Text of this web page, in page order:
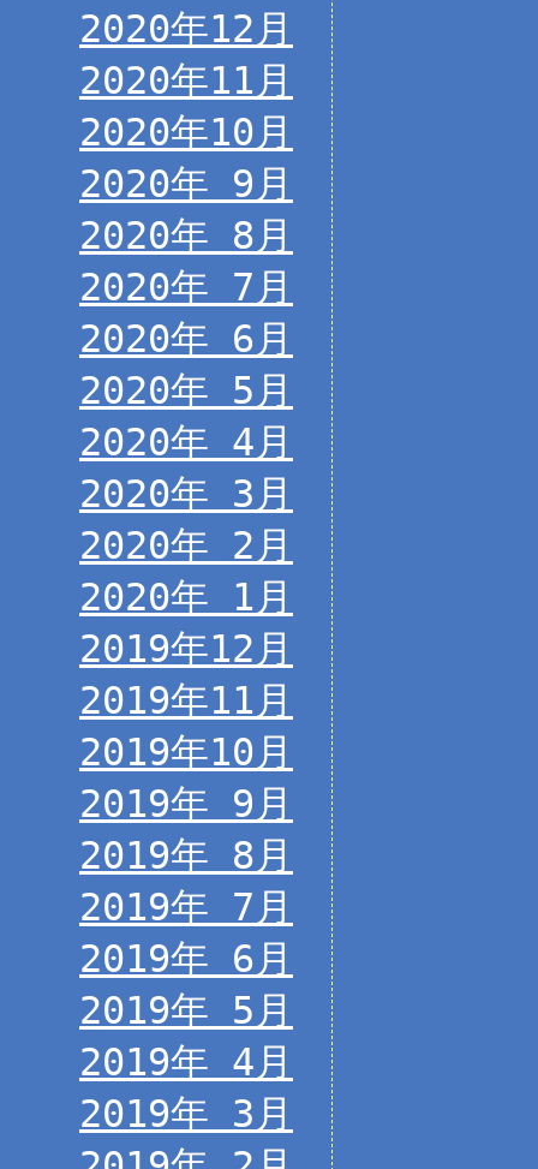
2020年12月
2020年11月
2020年10月
2020年 9月
2020年 8月
2020年 7月
2020年 6月
2020年 5月
2020年 4月
2020年 3月
2020年 2月
2020年 1月
2019年12月
2019年11月
2019年10月
2019年 9月
2019年 8月
2019年 7月
2019年 6月
2019年 5月
2019年 4月
2019年 3月